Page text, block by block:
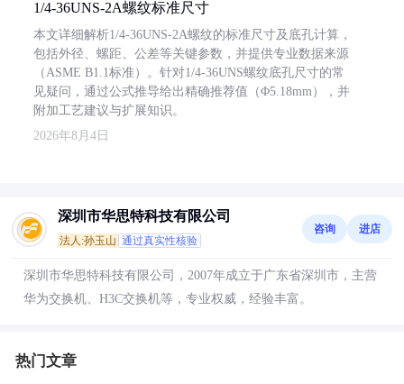
1/4-36UNS-2A螺纹标准尺寸
本文详细解析1/4-36UNS-2A螺纹的标准尺寸及底孔计算，
包括外径、螺距、公差等关键参数，并提供专业数据来源
（ASME B1.1标准）。针对1/4-36UNS螺纹底孔尺寸的常
见疑问，通过公式推导给出精确推荐值（Φ5.18mm），并
附加工艺建议与扩展知识。
2026年8月4日
深圳市华思特科技有限公司
法人:孙玉山 通过真实性核验
咨询 进店
深圳市华思特科技有限公司，2007年成立于广东省深圳市，主营
华为交换机、H3C交换机等，专业权威，经验丰富。
热门文章